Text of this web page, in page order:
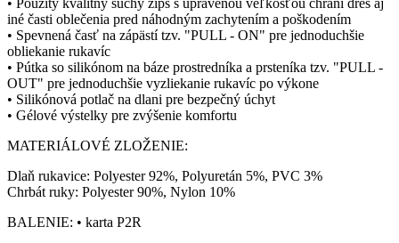
iné časti oblečenia pred náhodným zachytením a poškodením
• Spevnená časť na zápästí tzv. "PULL - ON" pre jednoduchšie
obliekanie rukavíc
• Pútka so silikónom na báze prostredníka a prsteníka tzv. "PULL -
OUT" pre jednoduchšie vyzliekanie rukavíc po výkone
• Silikónová potlač na dlani pre bezpečný úchyt
• Gélové výstelky pre zvýšenie komfortu
MATERIÁLOVÉ ZLOŽENIE:
Dlaň rukavice: Polyester 92%, Polyuretán 5%, PVC 3%
Chrbát ruky: Polyester 90%, Nylon 10%
BALENIE: • karta P2R